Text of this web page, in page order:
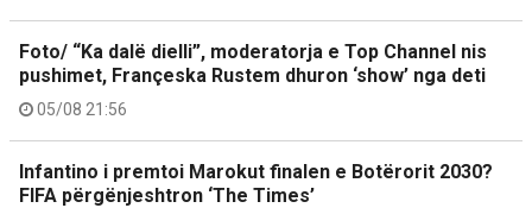
Foto/ “Ka dalë dielli”, moderatorja e Top Channel nis
pushimet, Françeska Rustem dhuron ‘show’ nga deti
05/08 21:56
Infantino i premtoi Marokut finalen e Botërorit 2030?
FIFA përgënjeshtron ‘The Times’